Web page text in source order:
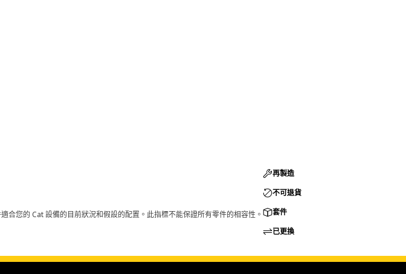
您的 Cat 設備的目前狀況和假設的配置。此指標不能保證所有零件的相容性。
再製造
不可退貨
套件
已更換